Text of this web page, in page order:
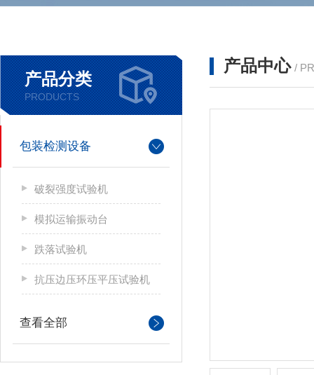
产品分类
PRODUCTS
包装检测设备
破裂强度试验机
模拟运输振动台
跌落试验机
抗压边压环压平压试验机
查看全部
产品中心 /